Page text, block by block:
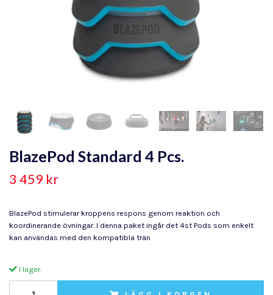
BlazePod Standard 4 Pcs.
3 459 kr
BlazePod stimulerar kroppens respons genom reaktion och
koordinerande övningar. I denna paket ingår det 4st Pods som enkelt
kan användas med den kompatibla trän
I lager.